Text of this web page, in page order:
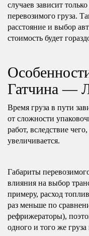
случаев зависит
перевозимого груза.
расстояние и выбор
стоимость будет
Гатчина —
Время груза в пути
от сложности
работ, вследствие
увеличивается.
Габариты
влияния на выбор
примеру, расход
раз меньше по
рефрижераторы),
одного и того же